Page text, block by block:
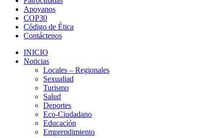
Apoyanos
COP30
Código de Ética
Contáctenos
INICIO
Noticias
Locales – Regionales
Sexualiad
Turismo
Salud
Deportes
Eco-Ciudadano
Educación
Emprendimiento